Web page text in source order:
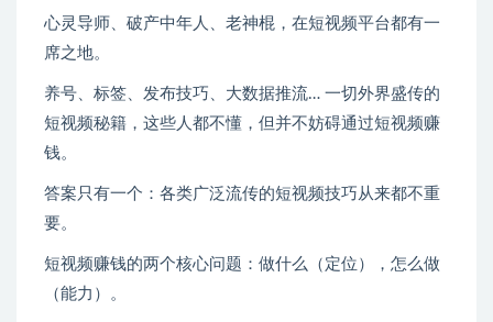
心灵导师、破产中年人、老神棍，在短视频平台都有一
席之地。
养号、标签、发布技巧、大数据推流… 一切外界盛传的
短视频秘籍，这些人都不懂，但并不妨碍通过短视频赚
钱。
答案只有一个：各类广泛流传的短视频技巧从来都不重
要。
短视频赚钱的两个核心问题：做什么（定位），怎么做
（能力）。